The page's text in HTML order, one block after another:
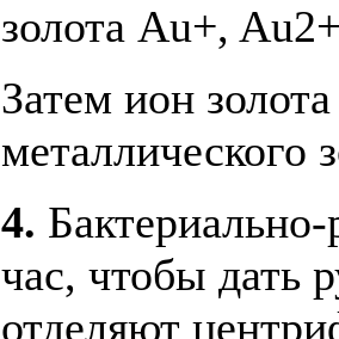
золота Au+,
Затем ион
металлического
4.
час, чтобы дать
отделяют